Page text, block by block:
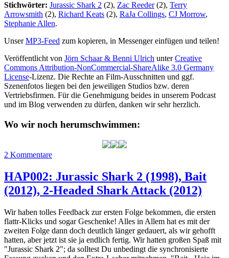
Stichwörter: Jurassic Shark 2 (2), Zac Reeder(2), Terry
Arrowsmith (2), Richard Keats (2), RaJa Collings, CJ Morrow,
Stephanie Allen.
UnserMP3-Feed zum kopieren, in Messenger einfügen und teilen!
Veröffentlicht von Jörn Schaar & Benni Ulrich unterCreative
Commons Attribution-NonCommercial-ShareAlike 3.0 Germany
License-Lizenz. Die Rechte an Film-Ausschnitten und ggf.
Szenenfotos liegen bei den jeweiligen Studios bzw. deren
Vertriebsfirmen. Für die Genehmigung beides in unserem Podcast
und im Blog verwenden zu dürfen, danken wir sehr herzlich.
Wo wir noch herumschwimmen:
2 Kommentarezu
Haialarm-
Classics
Jurassic
2
(1998)
HAP002: Jurassic Shark 2 (1998), Bait
(2012), 2-Headed Shark Attack (2012)
Wir haben tolles Feedback zur ersten Folge bekommen, die ersten
flattr-Klicks und sogar Geschenke! Alles in Allem hat es mit der
zweiten Folge dann doch deutlich länger gedauert, als wir gehofft
hatten, aber jetzt ist sie ja endlich fertig. Wir hatten großen Spaß mit
"Jurassic Shark 2"; da solltest Du unbedingt die synchronisierte